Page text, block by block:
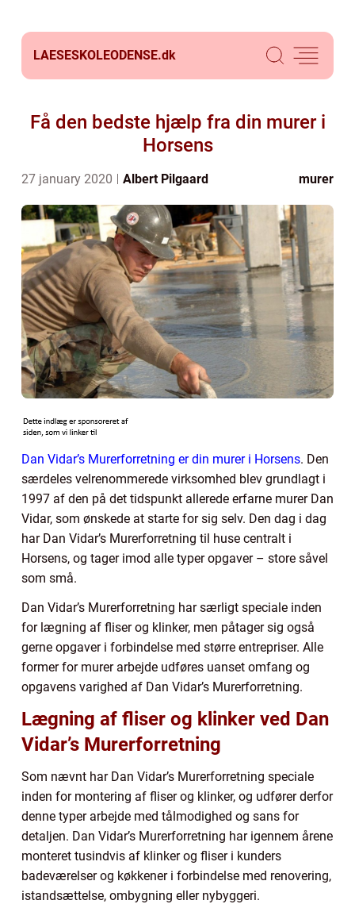
LAESESKOLEODENSE.dk
Få den bedste hjælp fra din murer i
Horsens
27 january 2020 Albert Pilgaard murer
Dan Vidar’s Murerforretning er din murer i Horsens. Den
særdeles velrenommerede virksomhed blev grundlagt i
1997 af den på det tidspunkt allerede erfarne murer Dan
Vidar, som ønskede at starte for sig selv. Den dag i dag
har Dan Vidar’s Murerforretning til huse centralt i
Horsens, og tager imod alle typer opgaver – store såvel
som små.
Dan Vidar’s Murerforretning har særligt speciale inden
for lægning af fliser og klinker, men påtager sig også
gerne opgaver i forbindelse med større entrepriser. Alle
former for murer arbejde udføres uanset omfang og
opgavens varighed af Dan Vidar’s Murerforretning.
Lægning af fliser og klinker ved Dan
Vidar’s Murerforretning
Som nævnt har Dan Vidar’s Murerforretning speciale
inden for montering af fliser og klinker, og udfører derfor
denne typer arbejde med tålmodighed og sans for
detaljen. Dan Vidar’s Murerforretning har igennem årene
monteret tusindvis af klinker og fliser i kunders
badeværelser og køkkener i forbindelse med renovering,
istandsættelse, ombygning eller nybyggeri.